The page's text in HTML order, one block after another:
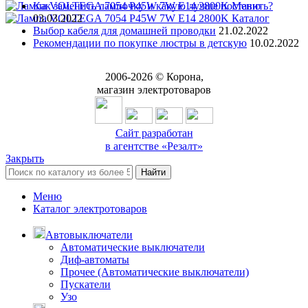
Меню
Каталог
8 (3842) 21-14-47
Как заменить лампочку и какую лучше поставить?
03.03.2022
Выбор кабеля для домашней проводки 21.02.2022
Рекомендации по покупке люстры в детскую 10.02.2022
2006-2026© Корона,
магазин электротоваров
Сайт разработан
в агентстве «Резалт»
Закрыть
Найти
Меню
Каталог электротоваров
Автовыключатели
Автоматические выключатели
Диф-автоматы
Прочее (Автоматические выключатели)
Пускатели
Узо